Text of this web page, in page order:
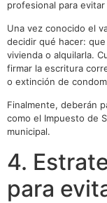
profesional para
Una vez conocido el
decidir qué hacer:
vivienda o alquilarla.
firmar la escritura
o extinción de
Finalmente, deberán
como el Impuesto de
municipal.
4.
para